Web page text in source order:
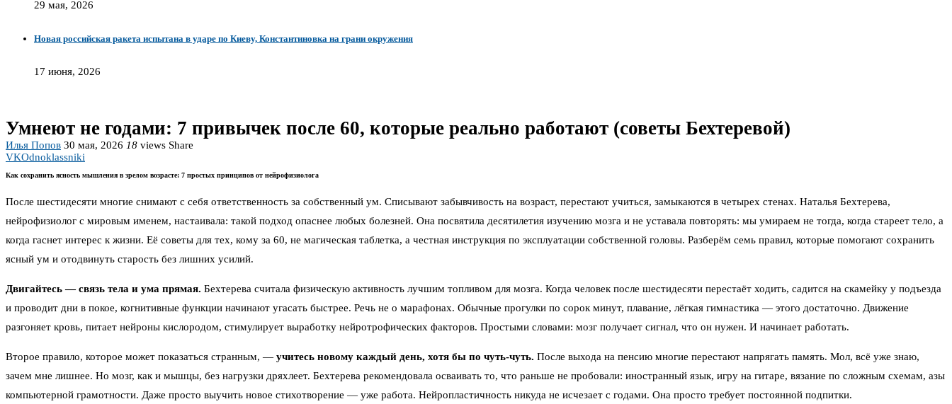
29 мая, 2026
Новая российская ракета испытана в ударе по Киеву, Константиновка на грани окружения
17 июня, 2026
Умнеют не годами: 7 привычек после 60, которые реально работают (советы Бехтеревой)
Илья Попов 30 мая, 2026 18 views Share
VKOdnoklassniki
Как сохранить ясность мышления в зрелом возрасте: 7 простых принципов от нейрофизиолога
После шестидесяти многие снимают с себя ответственность за собственный ум. Списывают забывчивость на возраст, перестают учиться, замыкаются в четырех стенах. Наталья Бехтерева,
нейрофизиолог с мировым именем, настаивала: такой подход опаснее любых болезней. Она посвятила десятилетия изучению мозга и не уставала повторять: мы умираем не тогда, когда стареет тело, а
когда гаснет интерес к жизни. Её советы для тех, кому за 60, не магическая таблетка, а честная инструкция по эксплуатации собственной головы. Разберём семь правил, которые помогают сохранить
ясный ум и отодвинуть старость без лишних усилий.
Двигайтесь — связь тела и ума прямая. Бехтерева считала физическую активность лучшим топливом для мозга. Когда человек после шестидесяти перестаёт ходить, садится на скамейку у подъезда
и проводит дни в покое, когнитивные функции начинают угасать быстрее. Речь не о марафонах. Обычные прогулки по сорок минут, плавание, лёгкая гимнастика — этого достаточно. Движение
разгоняет кровь, питает нейроны кислородом, стимулирует выработку нейротрофических факторов. Простыми словами: мозг получает сигнал, что он нужен. И начинает работать.
Второе правило, которое может показаться странным, — учитесь новому каждый день, хотя бы по чуть‑чуть. После выхода на пенсию многие перестают напрягать память. Мол, всё уже знаю,
зачем мне лишнее. Но мозг, как и мышцы, без нагрузки дряхлеет. Бехтерева рекомендовала осваивать то, что раньше не пробовали: иностранный язык, игру на гитаре, вязание по сложным схемам, азы
компьютерной грамотности. Даже просто выучить новое стихотворение — уже работа. Нейропластичность никуда не исчезает с годами. Она просто требует постоянной подпитки.